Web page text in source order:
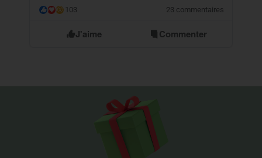
😮 103 23 commentaires
J'aime Commenter